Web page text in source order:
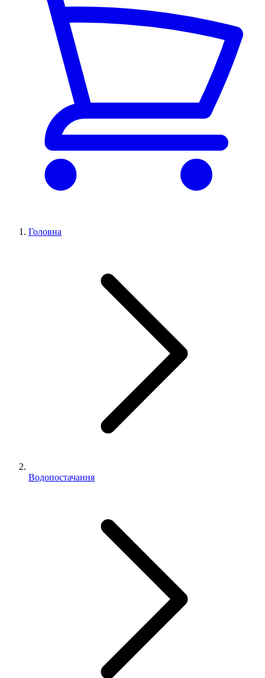
Головна
Водопостачання